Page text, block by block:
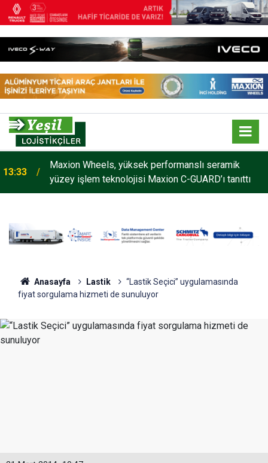
13:33
Maxion Wheels, yüksek performanslı seramik
yüzey işlem teknolojisi Maxion C-GUARD’ı tanıttı
Anasayfa Lastik
“Lastik Seçici” uygulamasında
fiyat sorgulama hizmeti de sunuluyor